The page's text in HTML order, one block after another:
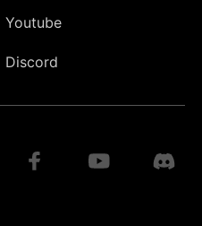
Youtube
Discord